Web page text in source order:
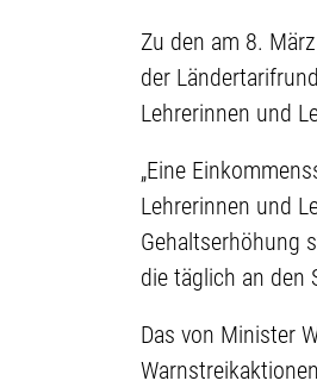
Zu den am 8.
der
Lehrerinnen und
„Eine
Lehrerinnen und
Gehaltserhöhung
die täglich an den
Das von Minister